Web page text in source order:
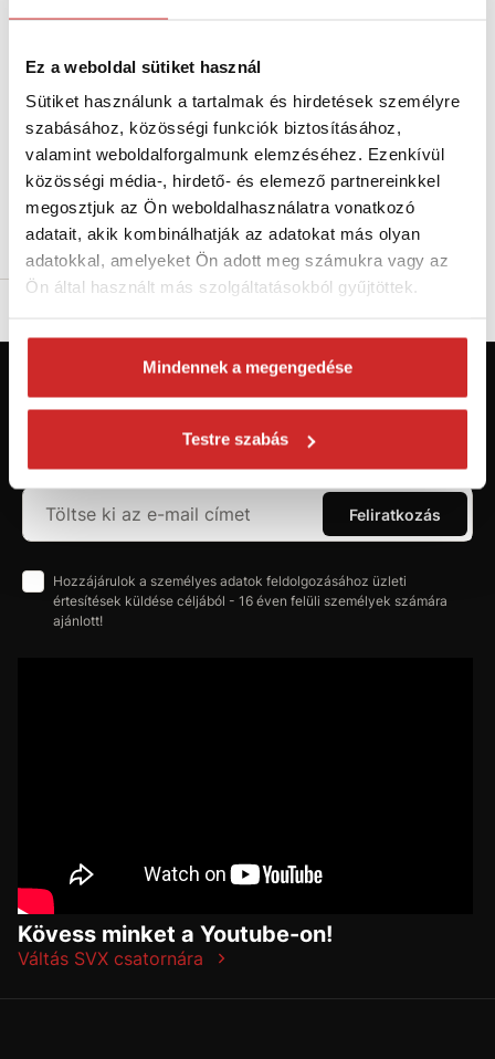
Ez a weboldal sütiket használ
Sütiket használunk a tartalmak és hirdetések személyre
szabásához, közösségi funkciók biztosításához,
valamint weboldalforgalmunk elemzéséhez. Ezenkívül
közösségi média-, hirdető- és elemező partnereinkkel
megosztjuk az Ön weboldalhasználatra vonatkozó
adatait, akik kombinálhatják az adatokat más olyan
adatokkal, amelyeket Ön adott meg számukra vagy az
Ön által használt más szolgáltatásokból gyűjtöttek.
Mindennek a megengedése
Testre szabás
EU SELECT Villogó autóhoz
WK190
Nincs készleten
Elérhetőség ellenőrzése
Először jár az svx.hu-n? Regisztráljon és
szerezzen áttekintést az aktuális
újdonságokról és akciókról.
Feliratkozás
Hozzájárulok a személyes adatok feldolgozásához üzleti
értesítések küldése céljából - 16 éven felüli személyek számára
ajánlott!
Kövess minket a Youtube-on!
Váltás SVX csatornára